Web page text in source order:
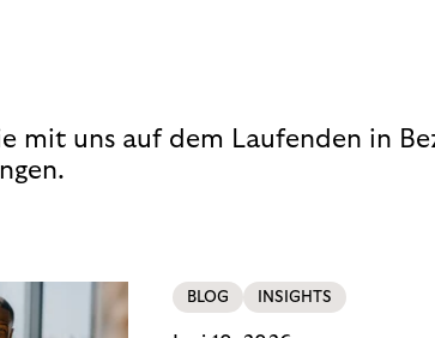
mit uns auf dem Laufenden in
BLOG INSIGHTS